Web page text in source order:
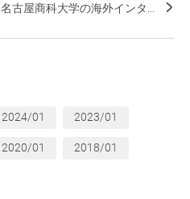
名古屋商科大学の海外インタ...
2024/01 2023/01
2020/01 2018/01